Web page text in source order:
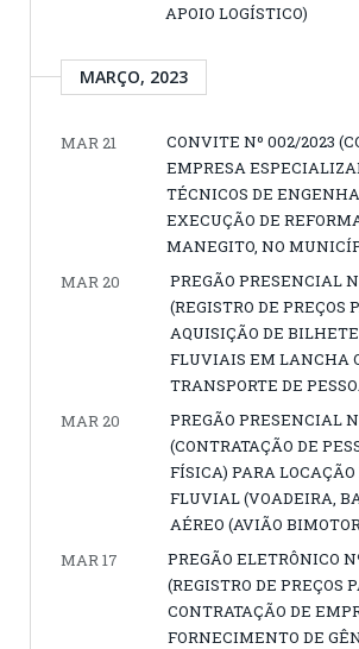
APOIO LOGÍSTICO)
MARÇO, 2023
MAR 21
CONVITE Nº 002/2023
EMPRESA
TÉCNICOS DE
EXECUÇÃO DE
MANEGITO, NO
MAR 20
PREGÃO PRESENCIAL
(REGISTRO DE
AQUISIÇÃO DE
FLUVIAIS EM LANCHA
TRANSPORTE DE
MAR 20
PREGÃO PRESENCIAL
(CONTRATAÇÃO DE
FÍSICA) PARA
FLUVIAL (VOADEIRA,
AÉREO (AVIÃO
MAR 17
PREGÃO ELETRÔNICO
(REGISTRO DE PREÇOS
CONTRATAÇÃO DE
FORNECIMENTO DE